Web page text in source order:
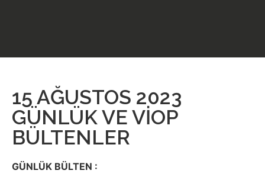
15 AĞUSTOS 2023
GÜNLÜK VE VİOP
BÜLTENLER
GÜNLÜK BÜLTEN :